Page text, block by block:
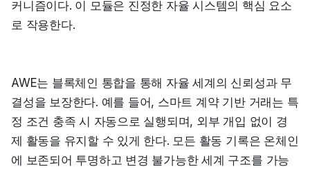
커니즘이다. 이 모듈은 진정한 자율 시스템의 핵심 요소
로 작용한다.
AWE는 블록체인 통합을 통해 자율 세계의 신뢰성과 무
결성을 보장한다. 예를 들어, 스마트 계약 기반 거래는 특
정 조건 충족 시 자동으로 실행되며, 외부 개입 없이 경
제 활동을 유지할 수 있게 한다. 모든 활동 기록은 온체인
에 보존되어 투명하고 변경 불가능한 세계 구조를 가능